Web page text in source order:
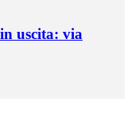
uscita: via